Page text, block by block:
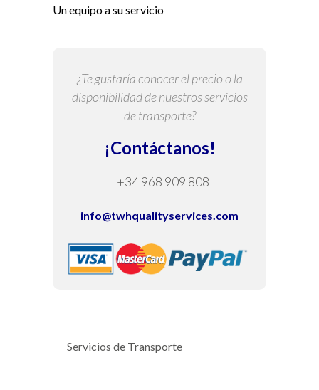
Un equipo a su servicio
¿Te gustaría conocer el precio o la
disponibilidad de nuestros servicios
de transporte?
¡Contáctanos!
+34 968 909 808
info@twhqualityservices.com
Servicios de Transporte